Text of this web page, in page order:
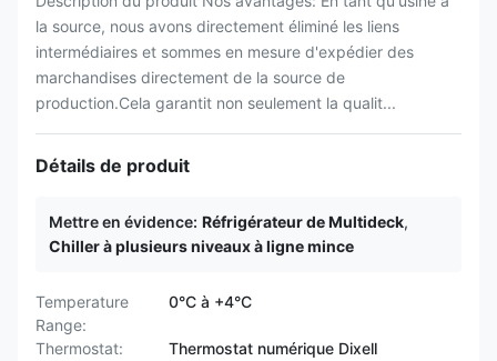
la source, nous avons directement éliminé les liens
intermédiaires et sommes en mesure d'expédier des
marchandises directement de la source de
production.Cela garantit non seulement la qualit...
Détails de produit
Mettre en évidence: Réfrigérateur de Multideck,
Chiller à plusieurs niveaux à ligne mince
Temperature
Range:
0°C à +4°C
Thermostat:
Thermostat numérique Dixell